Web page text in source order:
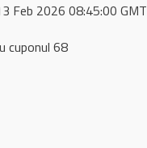
Feb 2026 08:45:00 GMT
cuponul 68